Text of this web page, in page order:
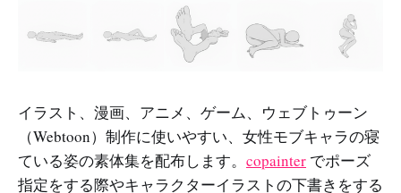
イラスト、漫画、アニメ、ゲーム、ウェブトゥーン
（Webtoon）制作に使いやすい、女性モブキャラの寝
ている姿の素体集を配布します。 copainter でポーズ
指定をする際やキャラクターイラストの下書きをする